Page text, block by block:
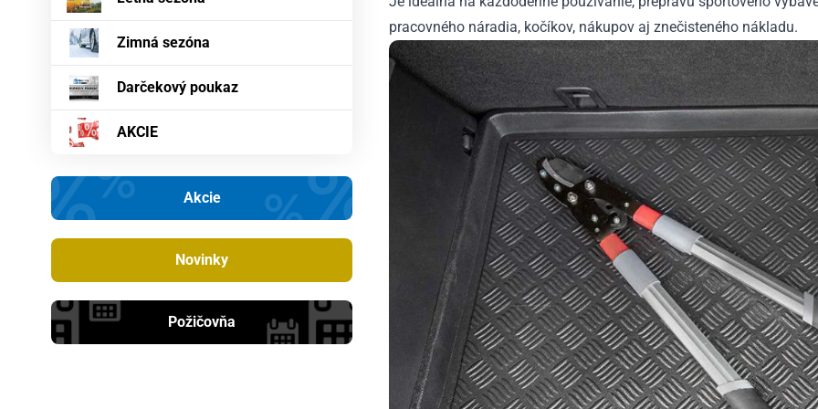
Zimná sezóna
Darčekový poukaz
AKCIE
Akcie
Novinky
Požičovňa
pracovného náradia, kočíkov, nákupov aj znečisteného nákladu.